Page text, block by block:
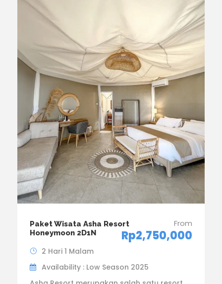
Paket Wisata Asha Resort
Honeymoon 2D1N
From
Rp2,750,000
2 Hari 1 Malam
Availability : Low Season 2025